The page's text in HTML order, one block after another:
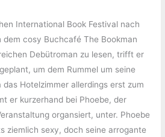
International Book Festival nach
dem cosy Buchcafé The Bookman
Debütroman zu lesen, trifft er
um dem Rummel um seine
das Hotelzimmer allerdings erst zum
er kurzerhand bei Phoebe, der
organsiert, unter. Phoebe
ziemlich sexy, doch seine arrogante